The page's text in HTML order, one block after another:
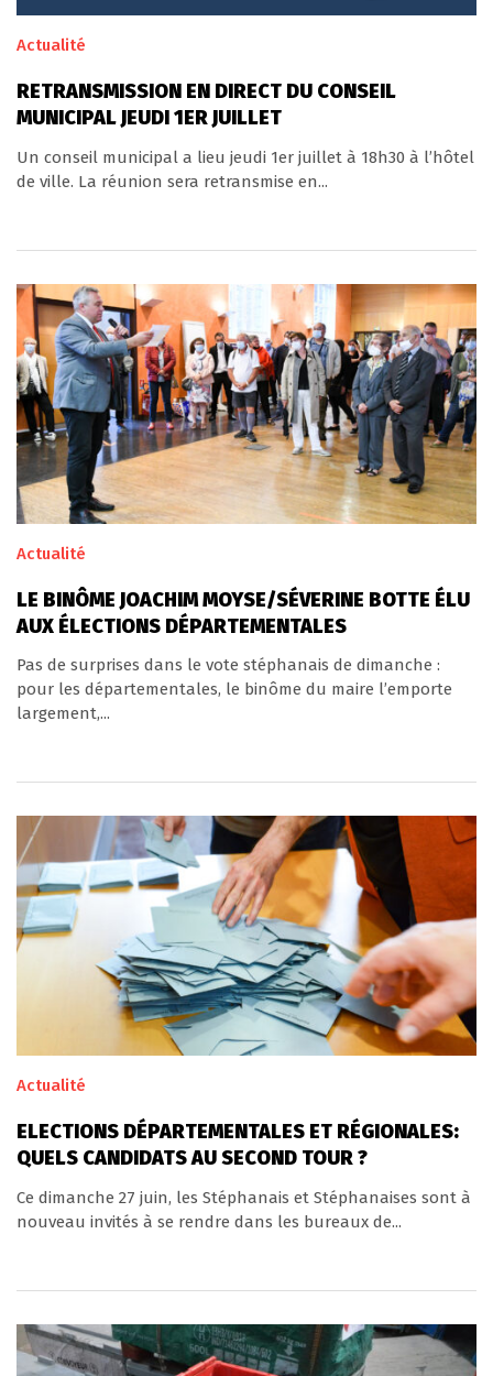
Actualité
RETRANSMISSION EN DIRECT DU CONSEIL
MUNICIPAL JEUDI 1ER JUILLET
Un conseil municipal a lieu jeudi 1er juillet à 18h30 à l’hôtel
de ville. La réunion sera retransmise en...
Actualité
LE BINÔME JOACHIM MOYSE/SÉVERINE BOTTE ÉLU
AUX ÉLECTIONS DÉPARTEMENTALES
Pas de surprises dans le vote stéphanais de dimanche :
pour les départementales, le binôme du maire l’emporte
largement,...
Actualité
ELECTIONS DÉPARTEMENTALES ET RÉGIONALES:
QUELS CANDIDATS AU SECOND TOUR ?
Ce dimanche 27 juin, les Stéphanais et Stéphanaises sont à
nouveau invités à se rendre dans les bureaux de...